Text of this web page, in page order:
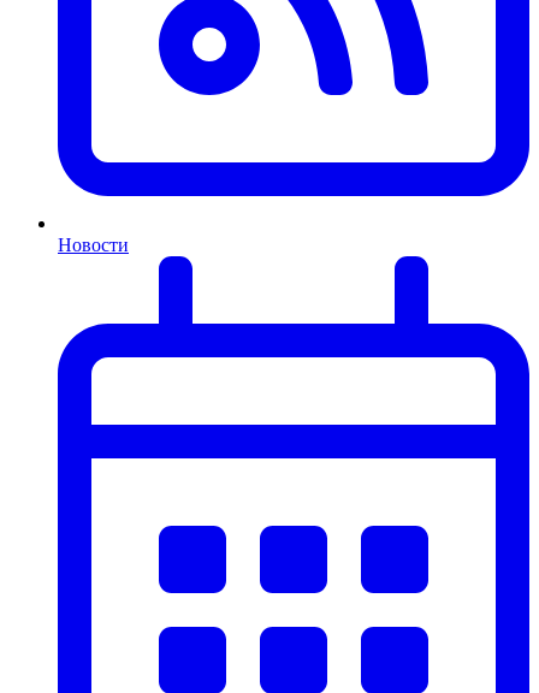
Новости